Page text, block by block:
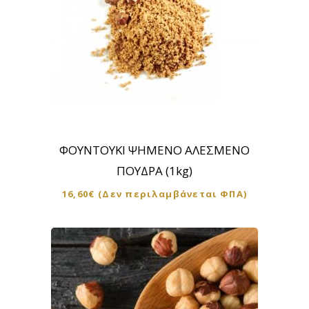
ΦΟΥΝΤΟΥΚΙ ΨΗΜΕΝΟ ΑΛΕΣΜΕΝΟ
ΠΟΥΔΡΑ (1kg)
16,60€ (Δεν περιλαμβάνεται ΦΠΑ)